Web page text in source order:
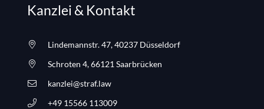
Kanzlei & Kontakt
Lindemannstr. 47, 40237 Düsseldorf
Schroten 4, 66121 Saarbrücken
kanzlei@straf.law
+49 15566 113009